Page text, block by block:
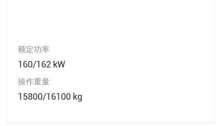
额定功率
160/162 kW
操作重量
15800/16100 kg